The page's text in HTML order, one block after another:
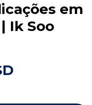
em
Ik Soo